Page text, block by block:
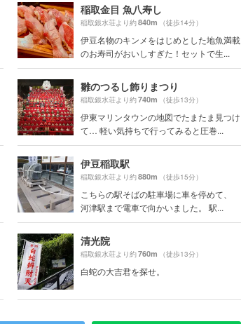
稲取金目 魚八寿し
稲取銀水荘より約840m （徒歩14分）
伊豆名物のキンメをはじめとした地魚満載
のお寿司がおいしすぎた！セットで生...
雛のつるし飾りまつり
稲取銀水荘より約740m （徒歩13分）
伊東マリンタウンの地図でたまたま見つけ
て… 軽い気持ちで行ってみると圧巻...
伊豆稲取駅
稲取銀水荘より約880m （徒歩15分）
こちらの駅そばの駐車場に車を停めて、
河津駅まで電車で向かいました。 駅...
清光院
稲取銀水荘より約760m （徒歩13分）
白蛇の大吉君を探せ。